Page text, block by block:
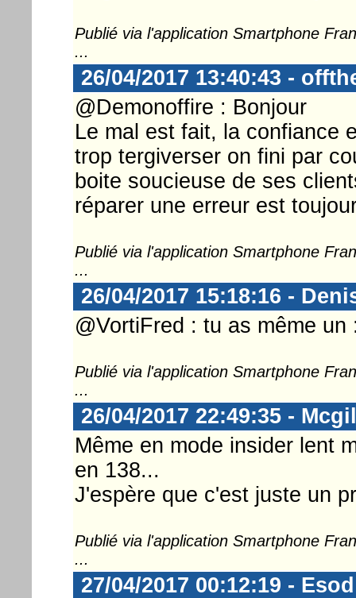
Publié via l'application Smartphone
...
26/04/2017 13:40:43 -
@Demonoffire : Bonjour
Le mal est fait, la confiance
trop tergiverser on fini par
boite soucieuse de ses
réparer une erreur est
Publié via l'application Smartphone
...
26/04/2017 15:18:16 -
@VortiFred : tu as même
Publié via l'application Smartphone
...
26/04/2017 22:49:35 -
Même en mode insider lent
en 138...
J'espère que c'est juste un
Publié via l'application Smartphone
...
27/04/2017 00:12:19 - Esod